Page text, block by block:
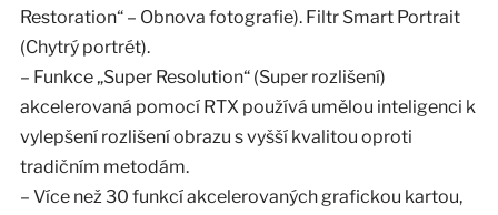
Restoration“ – Obnova fotografie). Filtr Smart Portrait
(Chytrý portrét).
– Funkce „Super Resolution“ (Super rozlišení)
akcelerovaná pomocí RTX používá umělou inteligenci k
vylepšení rozlišení obrazu s vyšší kvalitou oproti
tradičním metodám.
– Více než 30 funkcí akcelerovaných grafickou kartou,